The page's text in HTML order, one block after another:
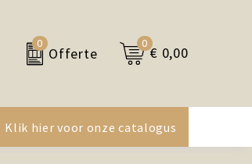
0
Offerte
0
€ 0,00
Klik hier voor onze catalogus